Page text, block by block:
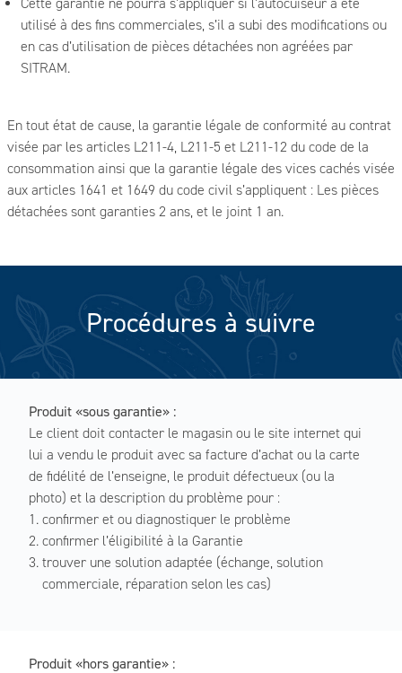
utilisé à des fins commerciales, s’il a subi des modifications ou
en cas d’utilisation de pièces détachées non agréées par
SITRAM.
En tout état de cause, la garantie légale de conformité au contrat
visée par les articles L211-4, L211-5 et L211-12 du code de la
consommation ainsi que la garantie légale des vices cachés visée
aux articles 1641 et 1649 du code civil s’appliquent : Les pièces
détachées sont garanties 2 ans, et le joint 1 an.
Procédures à suivre
Produit «sous garantie» :
Le client doit contacter le magasin ou le site internet qui
lui a vendu le produit avec sa facture d’achat ou la carte
de fidélité de l’enseigne, le produit défectueux (ou la
photo) et la description du problème pour :
confirmer et ou diagnostiquer le problème
confirmer l’éligibilité à la Garantie
trouver une solution adaptée (échange, solution
commerciale, réparation selon les cas)
Produit «hors garantie» :